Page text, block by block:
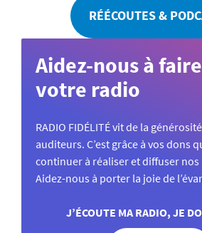
RÉÉCOUTES &
Aidez-nous à
votre radio
RADIO FIDÉLITÉ vit de la
auditeurs. C’est grâce à vos dons
continuer à réaliser et diffuser
Aidez-nous à porter la joie de
J’ÉCOUTE MA RADIO, JE